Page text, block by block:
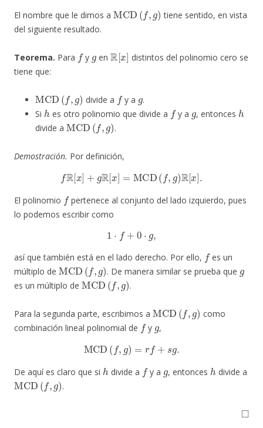
El nombre que le dimos a
MCD f, g
tiene sentido, en vista
del siguiente resultado.
Teorema. Para y en
R [x ]
distintos del polinomio cero se
tiene que:
MCD f, g
divide a y a
.
Si
h
es otro polinomio que divide a y a , entonces
h
divide a
MCD(f,g)
.
Demostración. Por definición,
fR[ x +gR[x MCD(f,g) R[x].
El polinomio
pertenece al conjunto del lado izquierdo, pues
lo podemos escribir como
⋅f + 0⋅g
así que también está en el lado derecho. Por ello,
es un
múltiplo de
MCD(f,g )
. De manera similar se prueba que
es un múltiplo de
MCD(f,g)
.
Para la segunda parte, escribimos a
MCD f, g
como
combinación lineal polinomial de
f
y
g
,
MCD( ,g rf+s g
De aquí es claro que si
h
divide a y a , entonces
h
divide a
MCD(f, g)
.
◻